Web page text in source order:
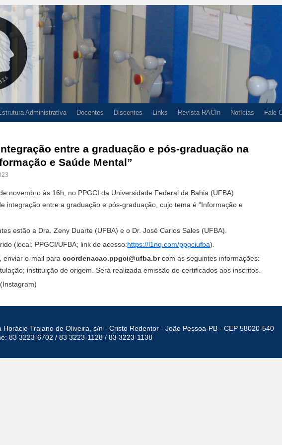
Administrativa Docentes Discentes Links Revista RACIn Notícias Fale
entre a graduação e pós-graduação na
e Saúde Mental”
novembro às 16h, no PPGCI da Universidade Federal da Bahia (UFBA)
integração entre a graduação e pós-graduação, cujo tema é “Informação e
estão a Dra. Zeny Duarte (UFBA) e o Dr. José Carlos Sales (UFBA).
(local: PPGCI/UFBA; link de acesso:https://l1nq.com/ppgciufba).
enviar e-mail para coordenacao.ppgci@ufba.brcom as seguintes informações:
instituição de origem. Será realizada emissão de certificados aos inscritos.
(Instagram)
Horácio Trajano de Oliveira, s/n - Cristo Redentor - João Pessoa-PB - CEP 58020-540
83 3223-6702 / 83 3223-1128 / 83 3223-1138